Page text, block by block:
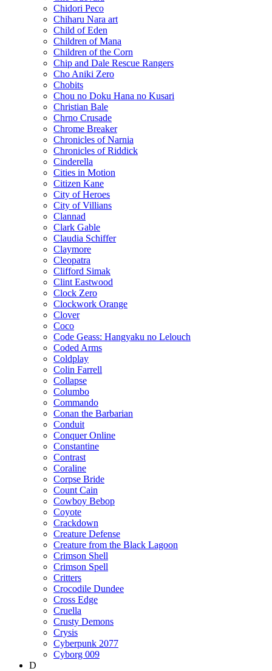
Chidori Peco
Chiharu Nara art
Child of Eden
Children of Mana
Children of the Corn
Chip and Dale Rescue Rangers
Cho Aniki Zero
Chobits
Chou no Doku Hana no Kusari
Christian Bale
Chrno Crusade
Chrome Breaker
Chronicles of Narnia
Chronicles of Riddick
Cinderella
Cities in Motion
Citizen Kane
City of Heroes
City of Villians
Clannad
Clark Gable
Claudia Schiffer
Claymore
Cleopatra
Clifford Simak
Clint Eastwood
Clock Zero
Clockwork Orange
Clover
Coco
Code Geass: Hangyaku no Lelouch
Coded Arms
Coldplay
Colin Farrell
Collapse
Columbo
Commando
Conan the Barbarian
Conduit
Conquer Online
Constantine
Contrast
Coraline
Corpse Bride
Count Cain
Cowboy Bebop
Coyote
Crackdown
Creature Defense
Creature from the Black Lagoon
Crimson Shell
Crimson Spell
Critters
Crocodile Dundee
Cross Edge
Cruella
Crusty Demons
Crysis
Cyberpunk 2077
Cyborg 009
D